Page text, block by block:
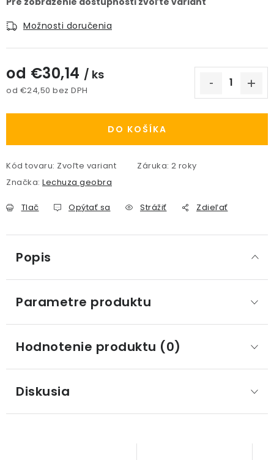
Možnosti doručenia
od €30,14 / ks
od €24,50 bez DPH
DO KOŠÍKA
Kód tovaru: Zvoľte variant Záruka: 2 roky
Značka: Lechuza geobra
Tlač Opýtať sa Strážiť Zdieľať
Popis
Parametre produktu
Hodnotenie produktu (0)
Diskusia